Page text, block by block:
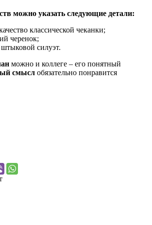
можно указать следующие детали:
классической чеканки;
черенок;
силуэт.
можно и коллеге – его понятный
смысл обязательно понравится